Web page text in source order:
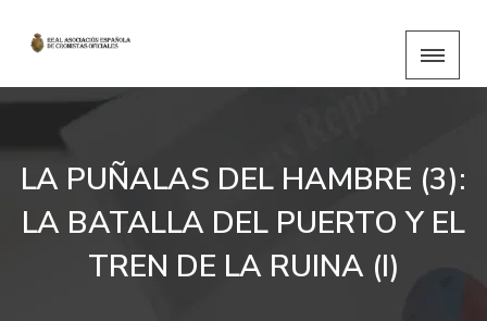
LA PUÑALAS DEL HAMBRE (3):
LA BATALLA DEL PUERTO Y EL
TREN DE LA RUINA (I)